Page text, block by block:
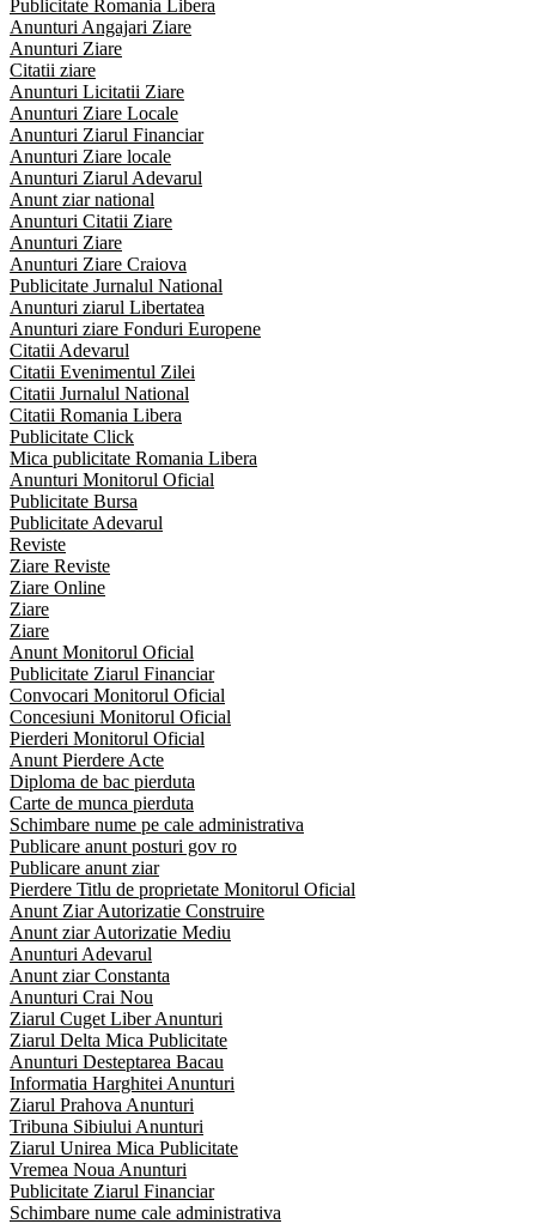
Publicitate Romania Libera
Anunturi Angajari Ziare
Anunturi Ziare
Citatii ziare
Anunturi Licitatii Ziare
Anunturi Ziare Locale
Anunturi Ziarul Financiar
Anunturi Ziare locale
Anunturi Ziarul Adevarul
Anunt ziar national
Anunturi Citatii Ziare
Anunturi Ziare
Anunturi Ziare Craiova
Publicitate Jurnalul National
Anunturi ziarul Libertatea
Anunturi ziare Fonduri Europene
Citatii Adevarul
Citatii Evenimentul Zilei
Citatii Jurnalul National
Citatii Romania Libera
Publicitate Click
Mica publicitate Romania Libera
Anunturi Monitorul Oficial
Publicitate Bursa
Publicitate Adevarul
Reviste
Ziare Reviste
Ziare Online
Ziare
Ziare
Anunt Monitorul Oficial
Publicitate Ziarul Financiar
Convocari Monitorul Oficial
Concesiuni Monitorul Oficial
Pierderi Monitorul Oficial
Anunt Pierdere Acte
Diploma de bac pierduta
Carte de munca pierduta
Schimbare nume pe cale administrativa
Publicare anunt posturi gov ro
Publicare anunt ziar
Pierdere Titlu de proprietate Monitorul Oficial
Anunt Ziar Autorizatie Construire
Anunt ziar Autorizatie Mediu
Anunturi Adevarul
Anunt ziar Constanta
Anunturi Crai Nou
Ziarul Cuget Liber Anunturi
Ziarul Delta Mica Publicitate
Anunturi Desteptarea Bacau
Informatia Harghitei Anunturi
Ziarul Prahova Anunturi
Tribuna Sibiului Anunturi
Ziarul Unirea Mica Publicitate
Vremea Noua Anunturi
Publicitate Ziarul Financiar
Schimbare nume cale administrativa